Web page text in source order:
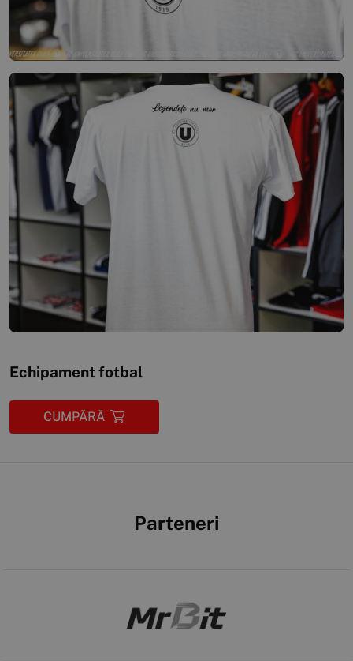
Echipament fotbal
CUMPĂRĂ
Parteneri